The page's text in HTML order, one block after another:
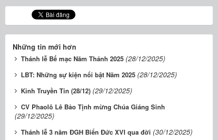
Những tin mới hơn
Thánh lễ Bế mạc Năm Thánh 2025 (28/12/2025)
LBT: Những sự kiện nổi bật Năm 2025 (28/12/2025)
Kinh Truyền Tin (28/12) (29/12/2025)
CV Phaolô Lê Bảo Tịnh mừng Chúa Giáng Sinh
(29/12/2025)
Thánh lễ 3 năm ĐGH Biển Đức XVI qua đời (30/12/2025)